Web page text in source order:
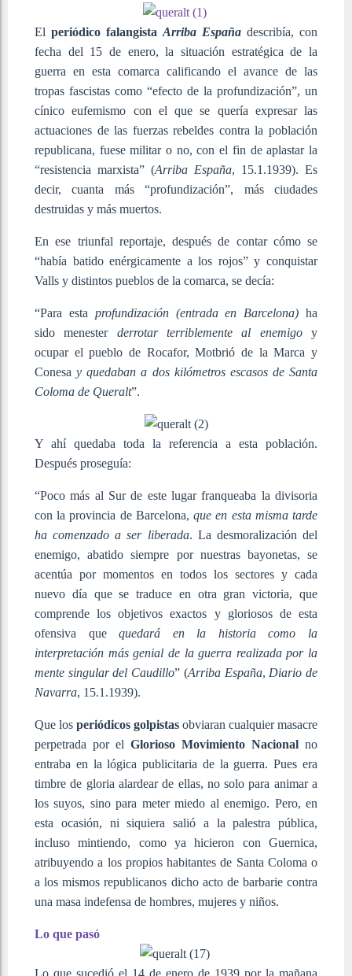
El periódico falangista Arriba España describía, con
fecha del 15 de enero, la situación estratégica de la
guerra en esta comarca calificando el avance de las
tropas fascistas como “efecto de la profundización”, un
cínico eufemismo con el que se quería expresar las
actuaciones de las fuerzas rebeldes contra la población
republicana, fuese militar o no, con el fin de aplastar la
“resistencia marxista” (Arriba España, 15.1.1939). Es
decir, cuanta más “profundización”, más ciudades
destruidas y más muertos.
En ese triunfal reportaje, después de contar cómo se
“había batido enérgicamente a los rojos” y conquistar
Valls y distintos pueblos de la comarca, se decía:
“Para esta profundización (entrada en Barcelona) ha
sido menester derrotar terriblemente al enemigoy
ocupar el pueblo de Rocafor, Motbrió de la Marca y
Conesay quedaban a dos kilómetros escasos de Santa
Coloma de Queralt”.
Y ahí quedaba toda la referencia a esta población.
Después proseguía:
“Poco más al Sur de este lugar franqueaba la divisoria
con la provincia de Barcelona,que en esta misma tarde
ha comenzado a ser liberada. La desmoralización del
enemigo, abatido siempre por nuestras bayonetas, se
acentúa por momentos en todos los sectores y cada
nuevo día que se traduce en otra gran victoria, que
comprende los objetivos exactos y gloriosos de esta
ofensiva quequedará en la historia como la
interpretación más genial de la guerra realizada por la
mente singular del Caudillo” (Arriba España, Diario de
Navarra, 15.1.1939).
Que los periódicos golpistas obviaran cualquier masacre
perpetrada por el Glorioso Movimiento Nacional no
entraba en la lógica publicitaria de la guerra. Pues era
timbre de gloria alardear de ellas, no solo para animar a
los suyos, sino para meter miedo al enemigo. Pero, en
esta ocasión, ni siquiera salió a la palestra pública,
incluso mintiendo, como ya hicieron con Guernica,
atribuyendo a los propios habitantes de Santa Coloma o
a los mismos republicanos dicho acto de barbarie contra
una masa indefensa de hombres, mujeres y niños.
Lo que pasó
Lo que sucedió el 14 de enero de 1939 por la mañana